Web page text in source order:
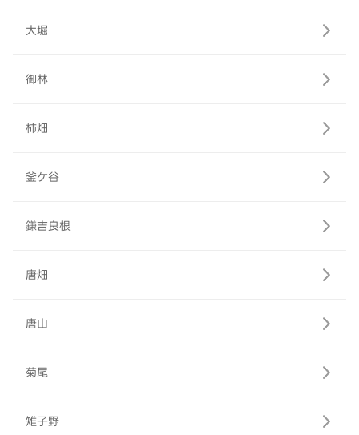
大堀
御林
柿畑
釜ケ谷
鎌吉良根
唐畑
唐山
菊尾
雉子野